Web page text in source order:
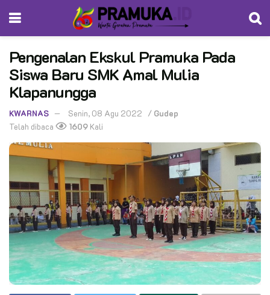
Pengenalan Ekskul Pramuka Pada
Siswa Baru SMK Amal Mulia
Klapanungga
KWARNAS Senin, 08 Agu 2022 / Gudep
Telah dibaca
1609 Kali